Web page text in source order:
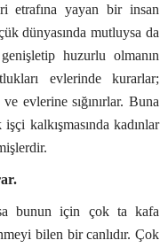
etrafına yayan bir insan
dünyasında mutluysa da
huzurlu olmanın
evlerinde kurarlar;
evlerine sığınırlar. Buna
kalkışmasında kadınlar
bunun için çok ta kafa
bilen bir canlıdır. Çok